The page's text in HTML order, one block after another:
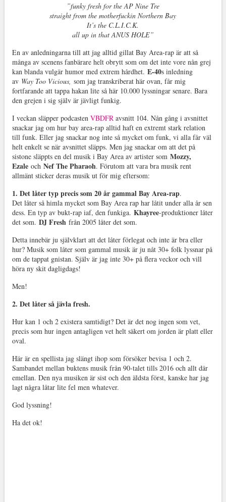
”funky fresh for the AP Nine Tre
straight from the motherfuckin Northern Bay
It’s the C.L.I.C.K.
all up in that ANUS HOLE”
En av anledningarna till att jag alltid gillat Bay Area-rap är att så
många av scenens fanbärare helt obrytt som om det inte vore nån grej
kan blanda vulgär humor med extrem hårdhet. E-40s inledning
av Way Too Vicious, som jag transkriberat här ovan, får mig
fortfarande att tappa hakan lite så här 10.000 lyssningar senare. Bara
den grejen i sig själv är jävligt funkig.
I veckan släpper podcasten VBDFRavsnitt 104. Nån gång i avsnittet
snackar jag om hur bay area-rap alltid haft en extremt stark relation
till funk. Eller jag snackar nog inte så mycket om funk, vi alla får väl
helt enkelt se när avsnittet släpps. Men jag snackar om att det på
sistone släppts en del musik i Bay Area av artister som Mozzy,
Ezale och Nef The Pharaoh. Förutom att vara bra musik rent
allmänt sticker deras musik ut för mig eftersom:
1. Det låter typ precis som 20 år gammal Bay Area-rap.
Det låter så himla mycket som Bay Area rap har låtit under alla år sen
dess. En typ av bukt-rap iaf, den funkiga. Khayree-produktioner låter
det som. DJ Fresh från 2005 låter det som.
Detta innebär ju självklart att det låter förlegat och inte är bra eller
hur? Musik som låter som gammal musik är ju nåt 30+ folk lyssnar på
om de tappat gnistan. Själv är jag inte 30+ på flera veckor och vill
höra ny skit dagligdags!
Men!
2. Det låter så jävla fresh.
Hur kan 1 och 2 existera samtidigt? Det är det nog ingen som vet,
precis som hur ingen antagligen vet helt säkert om jorden är platt eller
oval.
Här är en spellista jag slängt ihop som försöker bevisa 1 och 2.
Sambandet mellan buktens musik från 90-talet tills 2016 och allt där
emellan. Den nya musiken är sist och den äldsta först, kanske har jag
lagt några låtar lite fel men whatever.
God lyssning!
Ha det ok!